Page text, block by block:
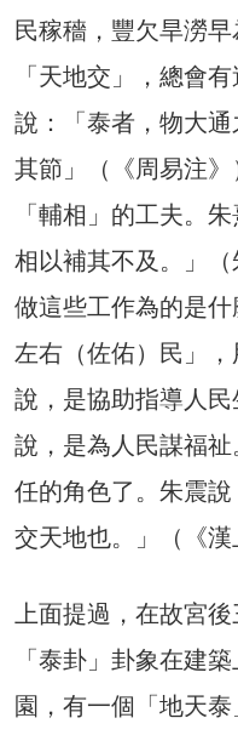
民稼穡，豐欠旱澇
「天地交」，總會
說：「泰者，物大
其節」（《周易注
「輔相」的工夫。
相以補其不及。」
做這些工作為的是
左右（佐佑）民」
說，是協助指導人
說，是為人民謀福
任的角色了。朱震
交天地也。」（《漢
上面提過，在故宮
「泰卦」卦象在建
園，有一個「地天